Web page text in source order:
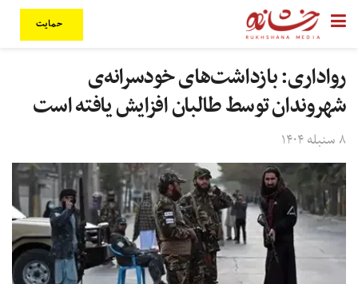
حمایت
رواداری: بازداشت‌های خودسرانه‌ی
شهروندان توسط طالبان افزایش یافته است
۸ سنبله ۱۴۰۴